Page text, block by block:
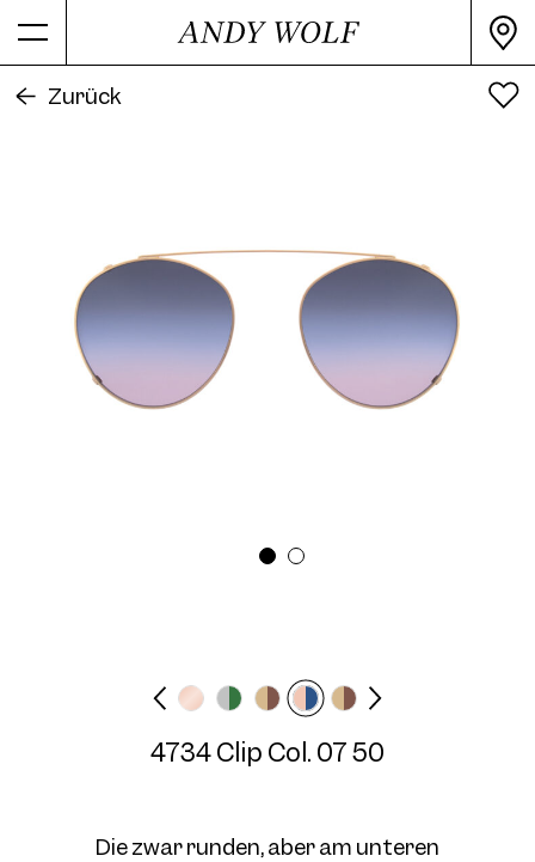
Zurück
4734 Clip Col. 07 50
Die zwar runden, aber am unteren
PRODUKTINFORMATION
Farbe
Panto
Artikelnummer
4734-CLIP 07
Release Date
2000
Alle Farben
4734 Clip Col. 01 50
4734 Clip Col. 03 50